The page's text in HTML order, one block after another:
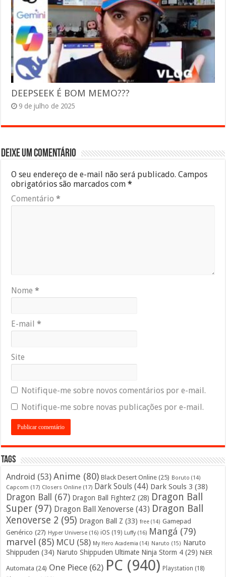
DEEPSEEK É BOM MEMO???
9 de julho de 2025
Deixe um comentário
O seu endereço de e-mail não será publicado. Campos
obrigatórios são marcados com*
Comentário*
Nome*
E-mail*
Site
Notifique-me sobre novos comentários por e-mail.
Notifique-me sobre novas publicações por e-mail.
Tags
Android (53) Anime (80) Black Desert Online (25) Boruto (14)
Capcom (17) Closers Online (17) Dark Souls (44) Dark Souls 3 (38)
Dragon Ball (67) Dragon Ball FighterZ (28) Dragon Ball
Super (97) Dragon Ball Xenoverse (43) Dragon Ball
Xenoverse 2 (95) Dragon Ball Z (33) free (14) Gamepad
Genérico (27) Hyper Universe (16) iOS (19) Luffy(16) Mangá (79)
marvel (85) MCU (58) My Hero Academia (14) Naruto (15) Naruto
Shippuden (34) Naruto Shippuden Ultimate Ninja Storm 4 (29) NiER
Automata (24) One Piece (62) PC (940) Playstation (18)